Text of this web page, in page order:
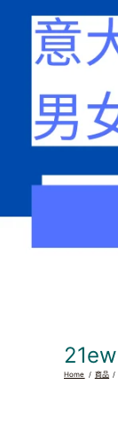
21ew
Home 商品